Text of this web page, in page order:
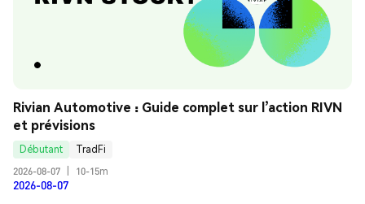
Rivian Automotive : Guide complet sur l’action RIVN
et prévisions
Débutant
TradFi
2026-08-07
10-15m
2026-08-07